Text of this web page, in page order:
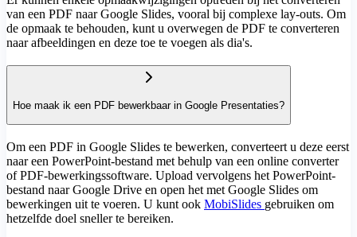
van een PDF naar Google Slides, vooral bij complexe lay-outs. Om
de opmaak te behouden, kunt u overwegen de PDF te converteren
naar afbeeldingen en deze toe te voegen als dia's.
Hoe maak ik een PDF bewerkbaar in Google Presentaties?
Om een PDF in Google Slides te bewerken, converteert u deze eerst
naar een PowerPoint-bestand met behulp van een online converter
of PDF-bewerkingssoftware. Upload vervolgens het PowerPoint-
bestand naar Google Drive en open het met Google Slides om
bewerkingen uit te voeren. U kunt ook MobiSlides gebruiken om
hetzelfde doel sneller te bereiken.